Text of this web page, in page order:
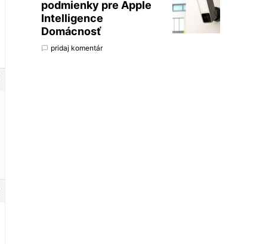
podmienky pre Apple
Intelligence
Domácnosť
pridaj komentár